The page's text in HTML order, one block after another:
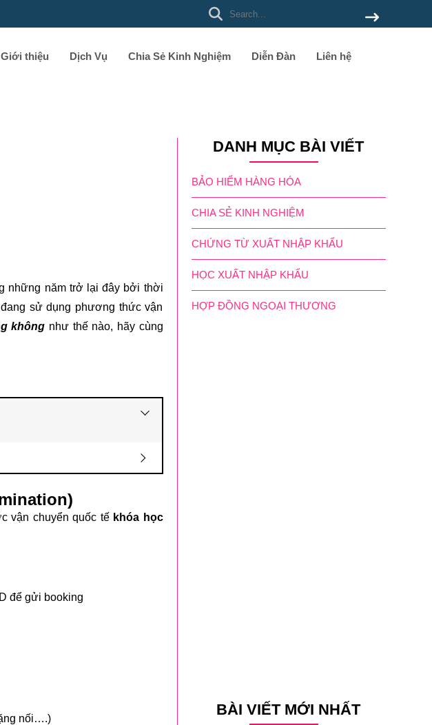
Giới thiệu Dịch Vụ Chia Sẻ Kinh Nghiệm Diễn Đàn Liên hệ
những năm trở lại đây bởi thời
sử dụng phương thức vận
không như thế nào, hãy cùng
vận chuyển quốc tế khóa học
để gửi booking
nối….)
DANH MỤC BÀI VIẾT
BẢO HIỂM HÀNG HÓA
CHIA SẺ KINH NGHIỆM
CHỨNG TỪ XUẤT NHẬP KHẨU
HỌC XUẤT NHẬP KHẨU
HỢP ĐỒNG NGOẠI THƯƠNG
BÀI VIẾT MỚI NHẤT